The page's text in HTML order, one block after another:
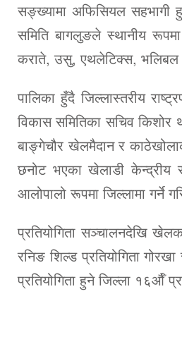
सङ्ख्यामा अफिसियल सहभागी
समिति बागलुङले स्थानीय
कराते, उसु, एथलेटिक्स, भलिबल
पालिका हुँदै जिल्लास्तरीय
विकास समितिका सचिव किशोर
बाङ्गेचौर खेलमैदान र
छनोट भएका खेलाडी केन्द्रीय
आलोपालो रूपमा जिल्लामा गर्ने
प्रतियोगिता सञ्चालनदेखि
रनिङ शिल्ड प्रतियोगिता
प्रतियोगिता हुने जिल्ला १६र्औँ